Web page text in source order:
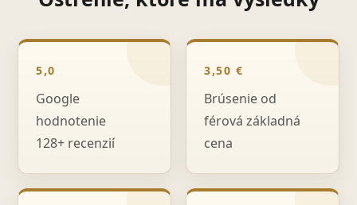
5,0
Google
hodnotenie
128+ recenzií
3,50 €
Brúsenie od
férová základná
cena